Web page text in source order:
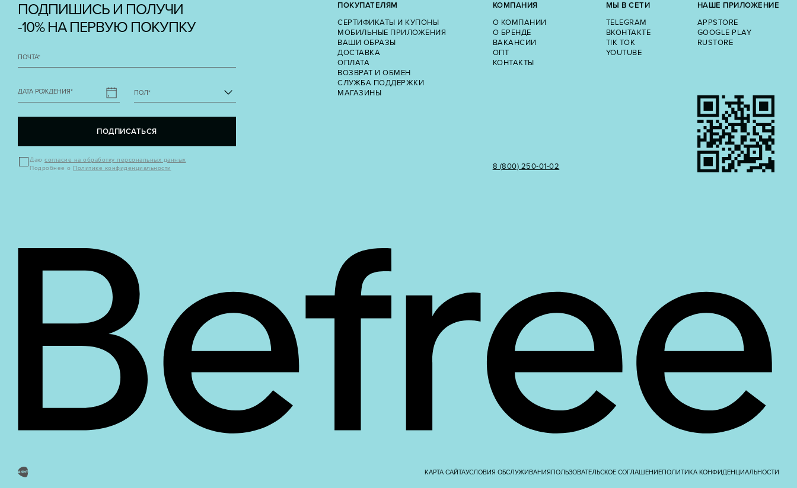
ПОДПИШИСЬ И ПОЛУЧИ
-10% НА ПЕРВУЮ ПОКУПКУ
ПОЧТА*
ДАТА РОЖДЕНИЯ* ПОЛ*
ПОДПИСАТЬСЯ
Даю согласие на обработку персональных данных
Подробнее о Политике конфиденциальности
ПОКУПАТЕЛЯМ
СЕРТИФИКАТЫ И КУПОНЫ
МОБИЛЬНЫЕ ПРИЛОЖЕНИЯ
ВАШИ ОБРАЗЫ
ДОСТАВКА
ОПЛАТА
ВОЗВРАТ И ОБМЕН
СЛУЖБА ПОДДЕРЖКИ
МАГАЗИНЫ
КОМПАНИЯ
О КОМПАНИИ
О БРЕНДЕ
ВАКАНСИИ
ОПТ
КОНТАКТЫ
8 (800) 250‑01‑02
МЫ В СЕТИ
TELEGRAM
ВКОНТАКТЕ
TIK TOK
YOUTUBE
НАШЕ ПРИЛОЖЕНИЕ
APPSTORE
GOOGLE PLAY
RUSTORE
КАРТА САЙТАУСЛОВИЯ ОБСЛУЖИВАНИЯПОЛЬЗОВАТЕЛЬСКОЕ СОГЛАШЕНИЕПОЛИТИКА КОНФИДЕНЦИАЛЬНОСТИ